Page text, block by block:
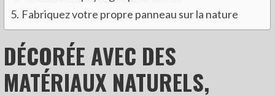
Fabriquez votre propre panneau sur la nature
DÉCORÉE AVEC DES
MATÉRIAUX NATURELS,